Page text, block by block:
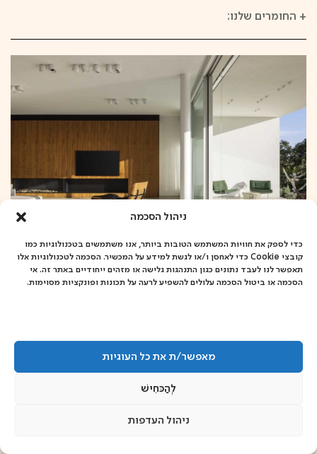
ניהול הסכמה
כדי לספק את חוויות המשתמש הטובות ביותר, אנו משתמשים בטכנולוגיות כמו
קובצי Cookie כדי לאחסן ו/או לגשת למידע על המכשיר. הסכמה לטכנולוגיות אלו
תאפשר לנו לעבד נתונים כגון התנהגות גלישה או מזהים ייחודיים באתר זה. אי
הסכמה או ביטול הסכמה עלולים להשפיע לרעה על תכונות ופונקציות מסוימות.
מאפשר/ת את כל העוגיות
לְהַכּחִישׁ
ניהול העדפות
+ החומרים שלנו: